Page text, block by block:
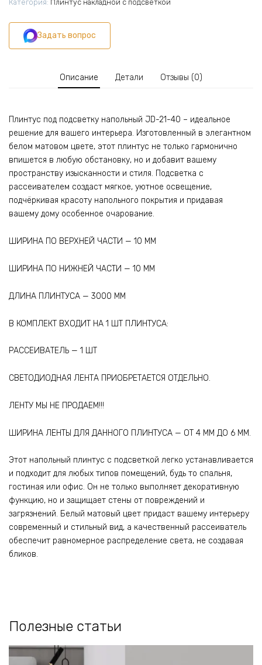
Белый
матовый,
1
Категория: Плинтус накладной с подсветкой
Задать вопрос
Описание Детали Отзывы (0)
Плинтус под подсветку напольный JD-21-40 – идеальное
решение для вашего интерьера. Изготовленный в элегантном
белом матовом цвете, этот плинтус не только гармонично
впишется в любую обстановку, но и добавит вашему
пространству изысканности и стиля. Подсветка с
рассеивателем создаст мягкое, уютное освещение,
подчёркивая красоту напольного покрытия и придавая
вашему дому особенное очарование.
ШИРИНА ПО ВЕРХНЕЙ ЧАСТИ — 10 ММ
ШИРИНА ПО НИЖНЕЙ ЧАСТИ — 10 ММ
ДЛИНА ПЛИНТУСА — 3000 ММ
В КОМПЛЕКТ ВХОДИТ НА 1 ШТ ПЛИНТУСА:
РАССЕИВАТЕЛЬ — 1 ШТ
СВЕТОДИОДНАЯ ЛЕНТА ПРИОБРЕТАЕТСЯ ОТДЕЛЬНО.
ЛЕНТУ МЫ НЕ ПРОДАЕМ!!!
ШИРИНА ЛЕНТЫ ДЛЯ ДАННОГО ПЛИНТУСА — ОТ 4 ММ ДО 6 ММ.
Этот напольный плинтус с подсветкой легко устанавливается
и подходит для любых типов помещений, будь то спальня,
гостиная или офис. Он не только выполняет декоративную
функцию, но и защищает стены от повреждений и
загрязнений. Белый матовый цвет придаст вашему интерьеру
современный и стильный вид, а качественный рассеиватель
обеспечит равномерное распределение света, не создавая
бликов.
Полезные статьи